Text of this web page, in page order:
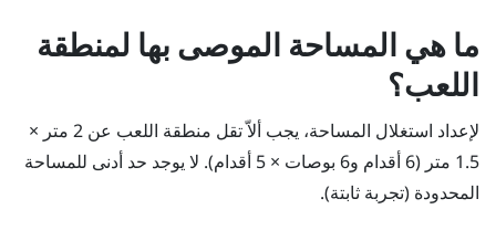
ما هي المساحة الموصى بها لمنطقة
اللعب؟
لإعداد استغلال المساحة، يجب ألاّ تقل منطقة اللعب عن 2 متر ×
1.5 متر (6 أقدام و6 بوصات × 5 أقدام). لا يوجد حد أدنى للمساحة
المحدودة (تجربة ثابتة).